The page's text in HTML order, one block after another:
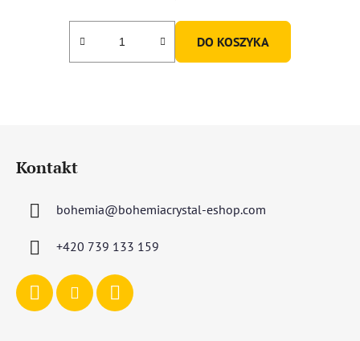
DO KOSZYKA
Kontakt
bohemia@bohemiacrystal-eshop.com
+420 739 133 159